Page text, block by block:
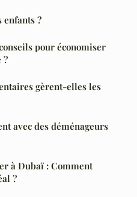
enfants ?
pour économiser
?
gèrent-elles les
avec des déménageurs
à Dubaï : Comment
?